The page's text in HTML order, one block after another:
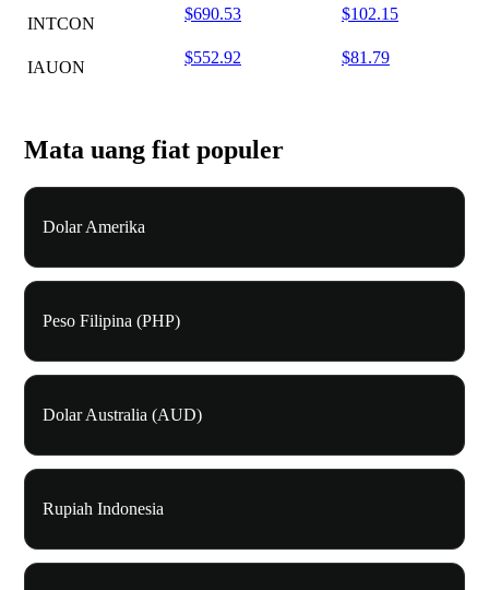
INTCON
$690.53 $102.15
IAUON
$552.92 $81.79
Mata uang fiat populer
Dolar Amerika
Peso Filipina (PHP)
Dolar Australia (AUD)
Rupiah Indonesia